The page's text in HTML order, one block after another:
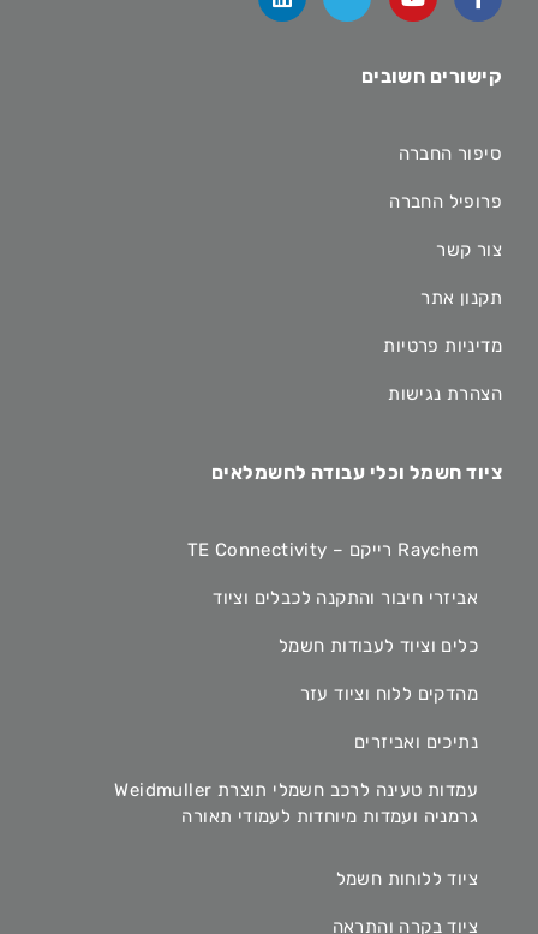
קישורים חשובים
סיפור החברה
פרופיל החברה
צור קשר
תקנון אתר
מדיניות פרטיות
הצהרת נגישות
ציוד חשמל וכלי עבודה לחשמלאים
Raychem רייקם – TE Connectivity
אביזרי חיבור והתקנה לכבלים וציוד
כלים וציוד לעבודות חשמל
מהדקים ללוח וציוד עזר
נתיכים ואביזרים
עמדות טעינה לרכב חשמלי תוצרת Weidmuller
גרמניה ועמדות מיוחדות לעמודי תאורה
ציוד ללוחות חשמל
ציוד בקרה והתראה